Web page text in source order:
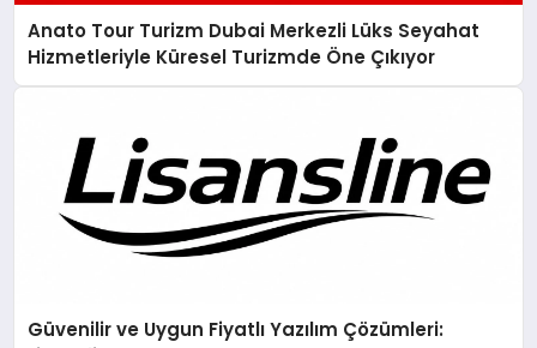
Anato Tour Turizm Dubai Merkezli Lüks Seyahat
Hizmetleriyle Küresel Turizmde Öne Çıkıyor
Güvenilir ve Uygun Fiyatlı Yazılım Çözümleri: